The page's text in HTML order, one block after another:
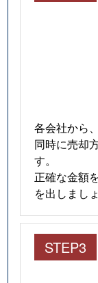
各会社から
同時に売却
す。
正確な金額
を出しまし
STEP3